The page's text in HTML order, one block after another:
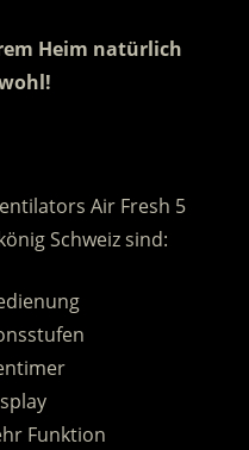
Heim natürlich
Air Fresh 5
Schweiz sind:
Funktion